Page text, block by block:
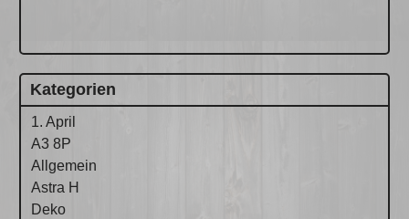
Kategorien
1. April
A3 8P
Allgemein
Astra H
Deko